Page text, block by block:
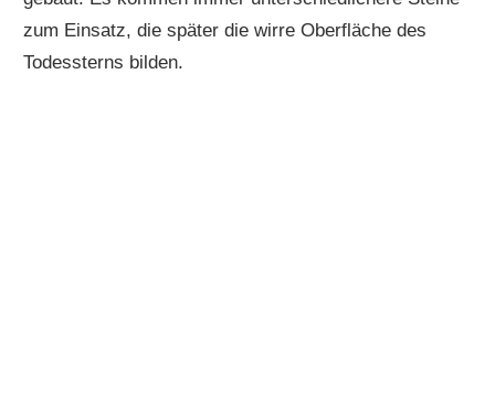
zum Einsatz, die später die wirre Oberfläche des
Todessterns bilden.